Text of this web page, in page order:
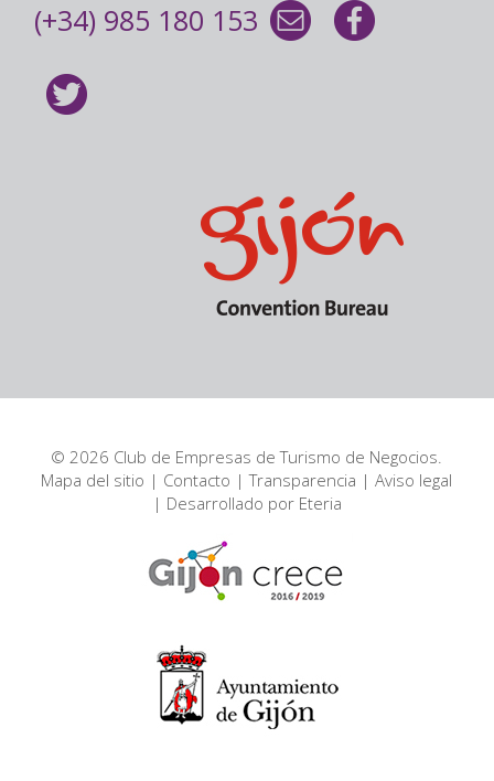
(+34) 985 180 153
© 2026 Club de Empresas de Turismo de Negocios.
Mapa del sitio | Contacto |Transparencia |Aviso legal
| Desarrollado por Eteria